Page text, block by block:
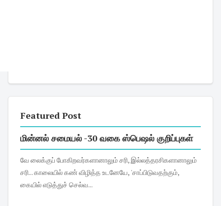
Featured Post
மின்னல் சமையல் -30 வகை ஸ்பெஷல் குறிப்புகள்
வே லைக்குப் போகிறவர்களானாலும் சரி, இல்லத்தரசிகளானாலும்
சரி... காலையில் கண் விழித்த உடனேயே, 'சாப்பிடுவதற்கும்,
கையில் எடுத்துச் செல்வ...